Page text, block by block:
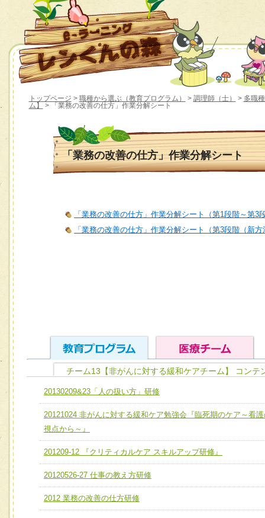
トップページ > 職種から選ぶ（教育プログラム） > 調理師（士） > 多職
ム】
> 「業務の改善の仕方」作業分解シート
「業務の改善の仕方」作業分解シート
「業務の改善の仕方」作業分解シート（第1段階～第3
「業務の改善の仕方」作業分解シート（第3段階（新
ユニット１ 医療人としての基礎能力
全人的医療を実践する医療人として、必要な基礎能力を身
ける
必要に応じて柔軟に医療チームを組織し、強調できる
ユニット３ 多職種連携力
他職種の視点とスキルを学び、相互理解と連携を深める
チーム01【病院内横断的問題解決チーム】
チーム02【地域医療連携推進による高度医療を必要とする
宅患者等支援チーム】
チーム05【せん妄対策チーム】
チーム13【非がんに対する緩和ケアチーム】 コンテ
20130209&23「人の扱い方」研修
20121024 非がんに対する緩和ケア勉強会『臨死期のケア～看
視点から～』
201209-12 『クリティカルケア スキルアップ研修』
20120526-27 仕事の教え方研修
2012 業務の改善の仕方研修